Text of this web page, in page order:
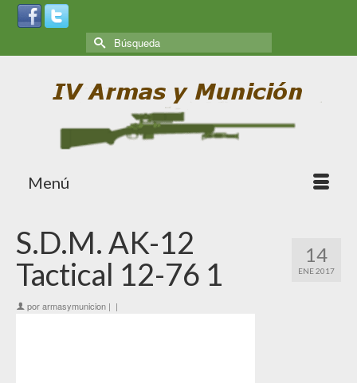
Menú
14
ENE 2017
S.D.M. AK-12
Tactical 12-76 1
porarmasymunicion | |